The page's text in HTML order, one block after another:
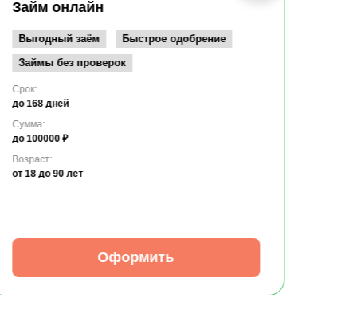
Займ онлайн
Выгодный заём
Быстрое одобрение
Займы без проверок
Срок:
до 168 дней
Сумма:
до 100000 ₽
Возраст:
от 18 до 90 лет
Оформить